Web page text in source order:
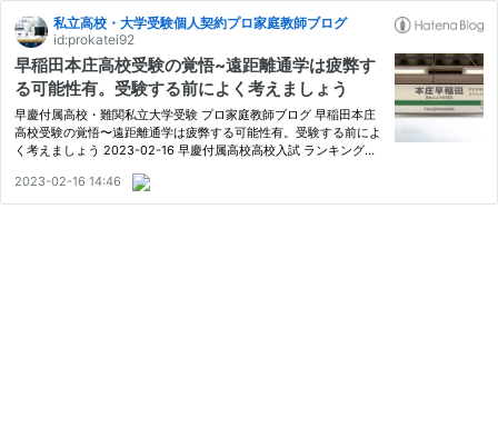
私立高校・大学受験個人契約プロ家庭教師ブログ
id:prokatei92
早稲田本庄高校受験の覚悟~遠距離通学は疲弊す
る可能性有。受験する前によく考えましょう
早慶付属高校・難関私立大学受験 プロ家庭教師ブログ 早稲田本庄
高校受験の覚悟〜遠距離通学は疲弊する可能性有。受験する前によ
く考えましょう 2023-02-16 早慶付属高校高校入試 ランキング参
最大の弱点 経済面 新幹線通学 メリット デメリット よくある…
2023-02-16 14:46